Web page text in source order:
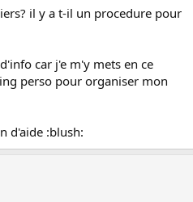
il y a t-il un procedure pour
car j'e m'y mets en ce
perso pour organiser mon
d'aide :blush: